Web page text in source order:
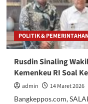
hingga
Dugaan
Adanya
Orang
Ketiga
POLITIK & PEMERINTAHAN
Rusdin Sinaling
Kemenkeu RI Soal
admin
14 Maret 2026
Bangkeppos.com,